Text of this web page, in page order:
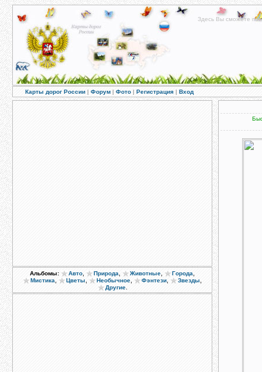
Здесь Вы сможете
Карты дорог России | Форум | Фото | Регистрация | Вход
Альбомы: Авто Природа Животные Города
Мистика Цветы Необычное Фэнтези Звезды
Другие.